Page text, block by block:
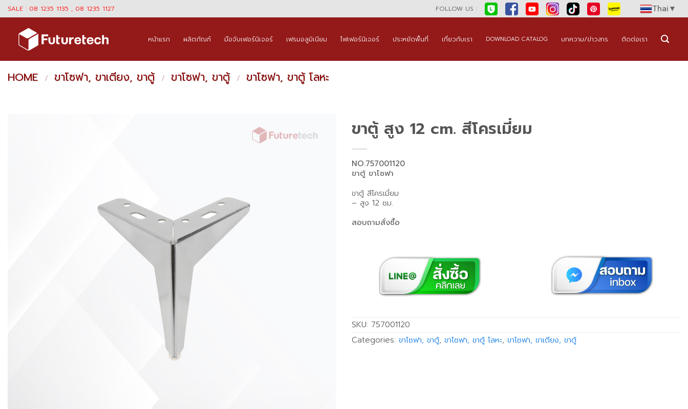
Skip
to
content
SALE : 08 1235 1135 , 08 1235 1127 FOLLOW US : Thai▼
หน้าแรก ผลิตภัณฑ์ มือจับเฟอร์นิเจอร์ เฟรมอลูมิเนียม ไฟเฟอร์นิเจอร์ ประหยัดพื้นที่ เกี่ยวกับเรา DOWNLOAD CATALOG บทความ/ข่าวสาร ติดต่อเรา
HOME / ขาโซฟา, ขาเตียง, ขาตู้ / ขาโซฟา, ขาตู้ / ขาโซฟา, ขาตู้ โลหะ
ขาตู้ สูง 12 cm. สีโครเมี่ยม
NO.757001120
ขาตู้ ขาโซฟา
ขาตู้ สีโครเมี่ยม
– สูง 12 ซม.
สอบถามสั่งซื้อ
SKU: 757001120
Categories: ขาโซฟา, ขาตู้, ขาโซฟา, ขาตู้ โลหะ, ขาโซฟา, ขาเตียง, ขาตู้